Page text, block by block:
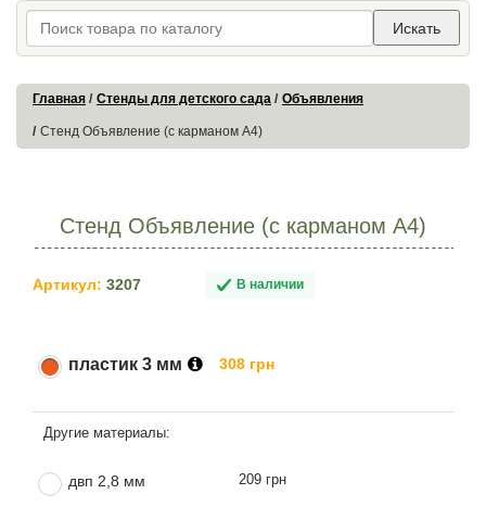
Искать
Главная Стенды для детского сада Объявления
Стенд Объявление (с карманом А4)
Стенд Объявление (с карманом А4)
Артикул: 3207 В наличии
пластик 3 мм 308 грн
двп 2,8 мм 209 грн